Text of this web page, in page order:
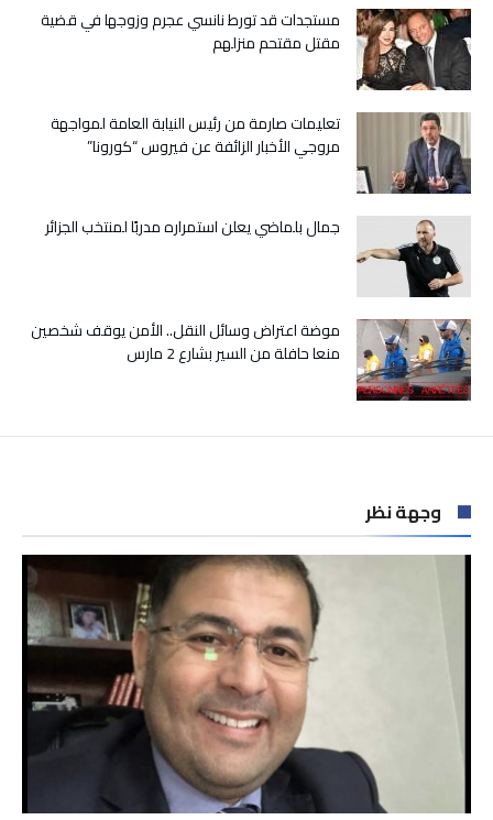
مستجدات قد تورط نانسي عجرم وزوجها في قضية
مقتل مقتحم منزلهم
تعليمات صارمة من رئيس النيابة العامة لمواجهة
مروجي الأخبار الزائفة عن فيروس “كورونا”
جمال بلماضي يعلن استمراره مدربًا لمنتخب الجزائر
موضة اعتراض وسائل النقل.. الأمن يوقف شخصين
منعا حافلة من السير بشارع 2 مارس
وجهة نظر